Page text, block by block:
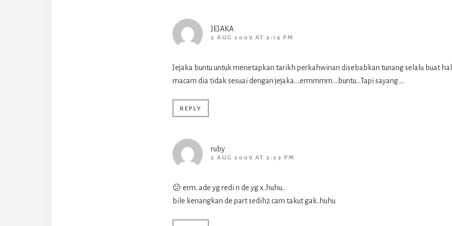
JEJAKA
5 AUG 2009 AT 3:14 PM
Jejaka buntu untuk menetapkan tarikh perkahwinan disebabkan tunang selalu buat hal
macam dia tidak sesuai dengan jejaka….ermmmm….buntu…Tapi sayang….
REPLY
ruby
5 AUG 2009 AT 3:23 PM
😕 erm..ade yg redi n de yg x..huhu..
bile kenangkan de part sedih2 cam takut gak..huhu